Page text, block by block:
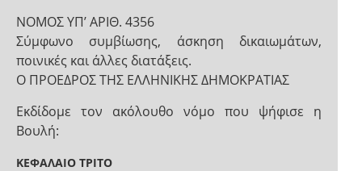
NOMOΣ ΥΠ’ ΑΡΙΘ. 4356
Σύμφωνο συμβίωσης, άσκηση δικαιωμάτων,
ποινικές και άλλες διατάξεις.
Ο ΠΡΟΕΔΡΟΣ ΤΗΣ ΕΛΛΗΝΙΚΗΣ ΔΗΜΟΚΡΑΤΙΑΣ
Εκδίδομε τον ακόλουθο νόμο που ψήφισε η
Βουλή:
ΚΕΦΑΛΑΙΟ ΤΡΙΤΟ